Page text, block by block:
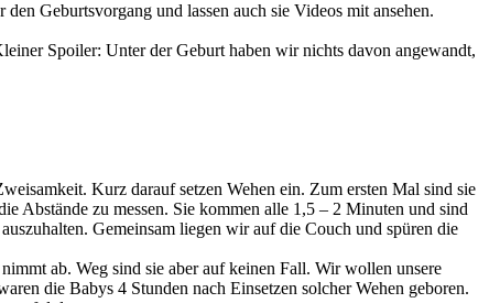
Geburtsvorgang und lassen auch sie Videos mit ansehen.
Spoiler: Unter der Geburt haben wir nichts davon angewandt,
Kurz darauf setzen Wehen ein. Zum ersten Mal sind sie
Abstände zu messen. Sie kommen alle 1,5 – 2 Minuten und sind
Gemeinsam liegen wir auf die Couch und spüren die
ab. Weg sind sie aber auf keinen Fall. Wir wollen unsere
die Babys 4 Stunden nach Einsetzen solcher Wehen geboren.